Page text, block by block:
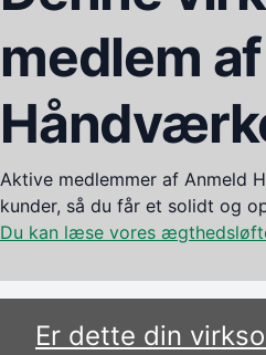
medlem
Aktive medlemmer af Anmeld
kunder, så du får et solidt og
Du kan læse vores
Er dette din